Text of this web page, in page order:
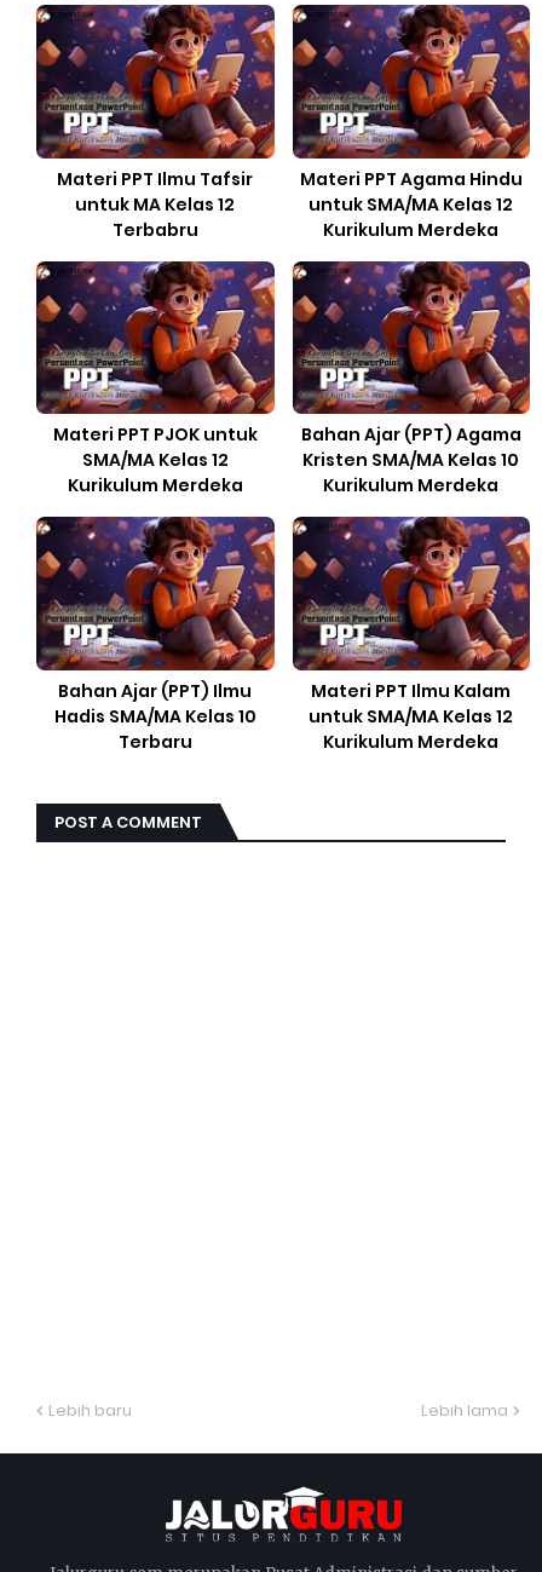
Materi PPT Ilmu Tafsir
untuk MA Kelas 12
Terbabru
Materi PPT Agama Hindu
untuk SMA/MA Kelas 12
Kurikulum Merdeka
Materi PPT PJOK untuk
SMA/MA Kelas 12
Kurikulum Merdeka
Bahan Ajar (PPT) Agama
Kristen SMA/MA Kelas 10
Kurikulum Merdeka
Bahan Ajar (PPT) Ilmu
Hadis SMA/MA Kelas 10
Terbaru
Materi PPT Ilmu Kalam
untuk SMA/MA Kelas 12
Kurikulum Merdeka
POST A COMMENT
Lebih baru Lebih lama